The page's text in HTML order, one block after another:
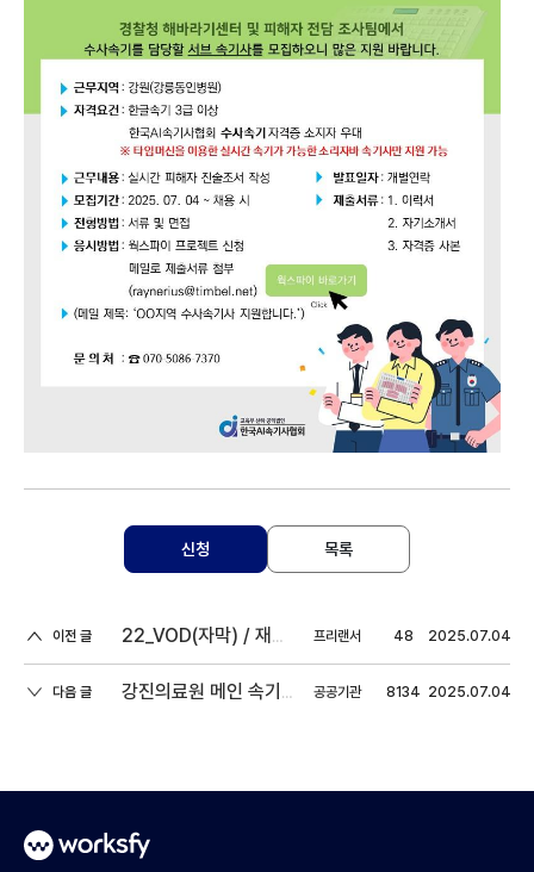
신청 목록
이전 글 22_VOD(자막) / 재택/ 0:48(분량) 프리랜서 48 2025.07.04
다음 글 강진의료원 메인 속기사 모집 공공기관 8134 2025.07.04